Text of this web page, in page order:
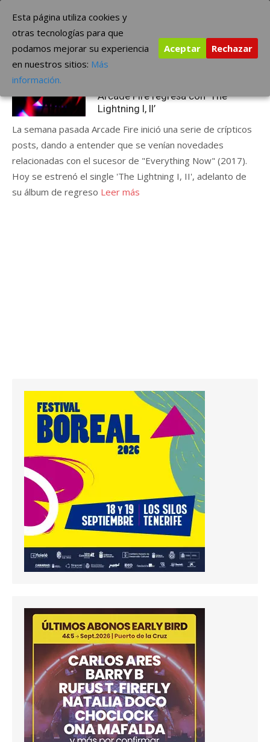
contenido
The Borderline Music
Etiqueta:II
Arcade Fire regresa con ‘The
Lightning I, II’
La semana pasada Arcade Fire inició una serie de crípticos
posts, dando a entender que se venían novedades
relacionadas con el sucesor de "Everything Now" (2017).
Hoy se estrenó el single 'The Lightning I, II', adelanto de
su álbum de regreso Leer más
Esta página utiliza cookies y
otras tecnologías para que
podamos mejorar su experiencia
en nuestros sitios: Más
información.
Aceptar Rechazar